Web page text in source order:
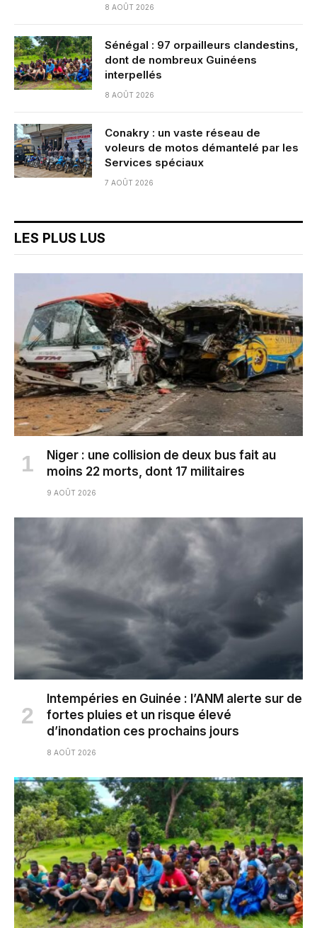
8 AOÛT 2026
Sénégal : 97 orpailleurs clandestins,
dont de nombreux Guinéens
interpellés
8 AOÛT 2026
Conakry : un vaste réseau de
voleurs de motos démantelé par les
Services spéciaux
7 AOÛT 2026
LES PLUS LUS
Niger : une collision de deux bus fait au
moins 22 morts, dont 17 militaires
9 AOÛT 2026
Intempéries en Guinée : l’ANM alerte sur de
fortes pluies et un risque élevé
d’inondation ces prochains jours
8 AOÛT 2026